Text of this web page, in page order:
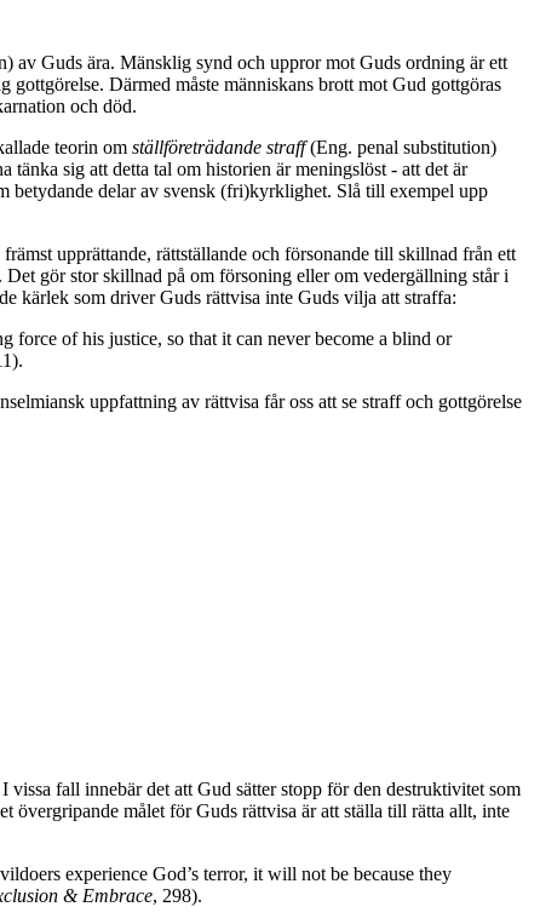
av Guds ära. Mänsklig synd och uppror mot Guds ordning är ett
gottgörelse. Därmed måste människans brott mot Gud gottgöras
och död.
teorin om ställföreträdande straff(Eng. penal substitution)
tänka sig att detta tal om historien är meningslöst - att det är
betydande delar av svensk (fri)kyrklighet. Slå till exempel upp
upprättande, rättställande och försonande till skillnad från ett
Det gör stor skillnad på om försoning eller om vedergällning står i
kärlek som driver Guds rättvisa inte Guds vilja att straffa:
of his justice, so that it can never become a blind or
uppfattning av rättvisa får oss att se straff och gottgörelse
fall innebär det att Gud sätter stopp för den destruktivitet som
målet för Guds rättvisa är att ställa till rätta allt, inte
experience God’s terror, it will not be because they
& Embrace, 298).